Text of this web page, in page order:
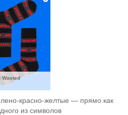
Wasted
красно-желтые — прямо как
из символов